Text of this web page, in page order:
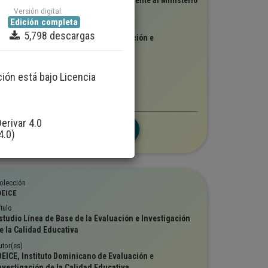
Versión digital:
Edición completa
5,798 descargas
está bajo Licencia
4.0
de Educación
IDEICE, Instituto Dominicano de Evaluación e
Edición completa Evaluación
Línea de Base de la Evaluación e Investigación
la Calidad Educativa
Instituto Dominicano de Evaluación e